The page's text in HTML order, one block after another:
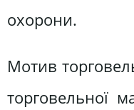
охорони.
Мотив
торговельної